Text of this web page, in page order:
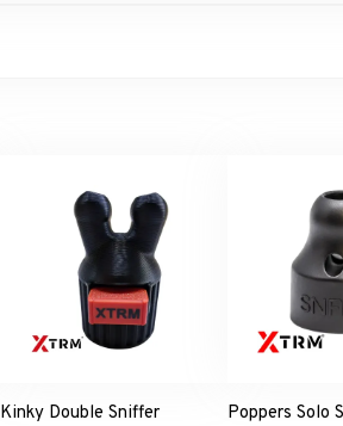
Kinky Double Sniffer
Poppers Solo